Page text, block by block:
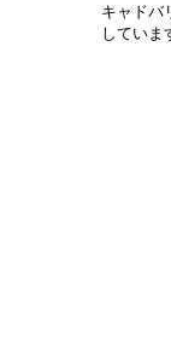
キャドバ
していま